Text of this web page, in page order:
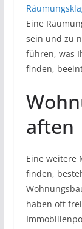
Eine
sein und zu
führen, was
finden,
aften
Eine weitere
finden,
haben oft